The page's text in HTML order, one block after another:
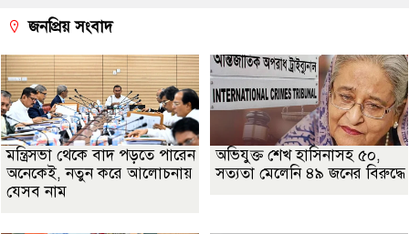
জনপ্রিয় সংবাদ
মন্ত্রিসভা থেকে বাদ পড়তে পারেন
অনেকেই, নতুন করে আলোচনায়
যেসব নাম
অভিযুক্ত শেখ হাসিনাসহ ৫০,
সত্যতা মেলেনি ৪৯ জনের বিরুদ্ধে